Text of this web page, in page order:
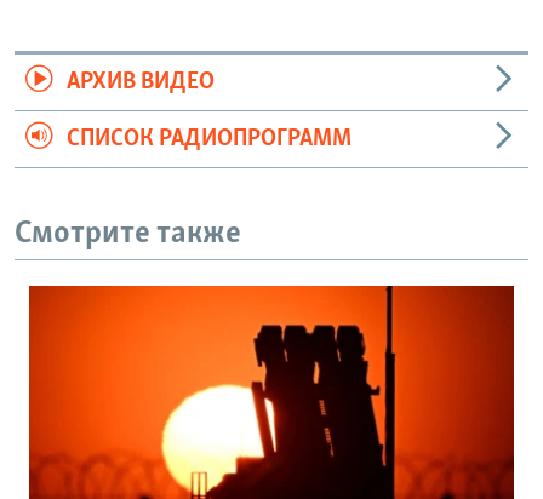
АРХИВ ВИДЕО
СПИСОК РАДИОПРОГРАММ
Смотрите также